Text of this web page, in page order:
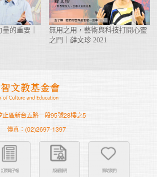
的重要｜
無用之用，藝術與科技打開心靈
之門｜薛文珍 2021
區新台五路一段95號28樓之5
傳真：(02)2697-1397
訂閱電子報 版權聲明 贊助我們